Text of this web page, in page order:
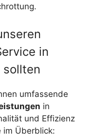
in
sollten
umfassende
in
und Effizienz
im Überblick: